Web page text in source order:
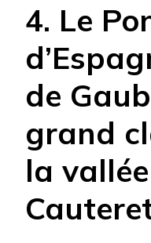
4. Le
de
grand
la